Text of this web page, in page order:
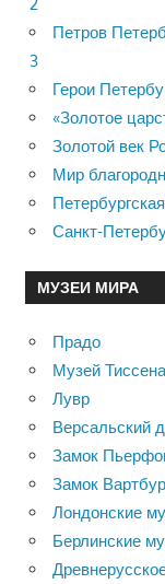
Петров
3
Герои
«Золотое
Золотой век
Мир
Санкт-
МУЗЕИ МИРА
Прадо
Музей
Лувр
Версальский
Замок
Замок
Лондонские
Берлинские